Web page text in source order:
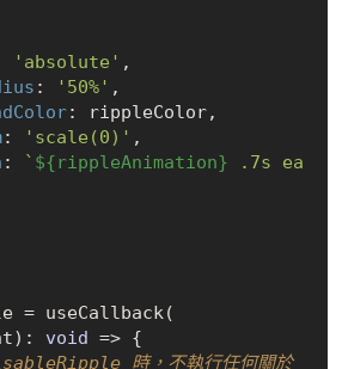
'absolute' ,
: '50%' ,
: rippleColor,
: 'scale(0)' ,
: ` ${rippleAnimation} .7s ea
= useCallback(
void => {
時，不執行任何關於